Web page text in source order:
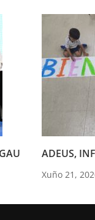
ADEUS,
Xuño 21,